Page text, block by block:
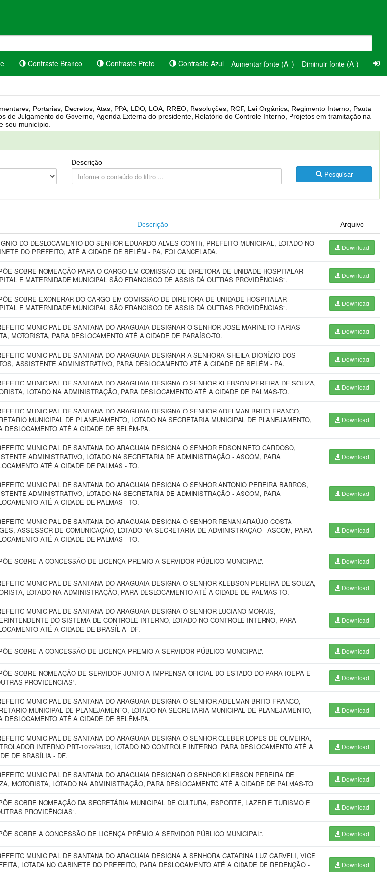
Contraste Branco Contraste Preto Contraste Azul Aumentar fonte (A+) Diminuir fonte (A-)
e muito mais de seu município.
Descrição
Pesquisar
Descrição Arquivo
DO DESLOCAMENTO DO SENHOR EDUARDO ALVES CONTI), PREFEITO MUNICIPAL, LOTADO NO
DO PREFEITO, ATÉ A CIDADE DE BELÉM - PA, FOI CANCELADA.
Download
SOBRE NOMEAÇÃO PARA O CARGO EM COMISSÃO DE DIRETORA DE UNIDADE HOSPITALAR –
E MATERNIDADE MUNICIPAL SÃO FRANCISCO DE ASSIS DÁ OUTRAS PROVIDÊNCIAS”.
Download
SOBRE EXONERAR DO CARGO EM COMISSÃO DE DIRETORA DE UNIDADE HOSPITALAR –
E MATERNIDADE MUNICIPAL SÃO FRANCISCO DE ASSIS DÁ OUTRAS PROVIDÊNCIAS”.
Download
MUNICIPAL DE SANTANA DO ARAGUAIA DESIGNAR O SENHOR JOSE MARINETO FARIAS
MOTORISTA, PARA DESLOCAMENTO ATÉ A CIDADE DE PARAÍSO-TO.
Download
MUNICIPAL DE SANTANA DO ARAGUAIA DESIGNAR A SENHORA SHEILA DIONÍZIO DOS
ASSISTENTE ADMINISTRATIVO, PARA DESLOCAMENTO ATÉ A CIDADE DE BELÉM - PA.
Download
MUNICIPAL DE SANTANA DO ARAGUAIA DESIGNA O SENHOR KLEBSON PEREIRA DE SOUZA,
LOTADO NA ADMINISTRAÇÃO, PARA DESLOCAMENTO ATÉ A CIDADE DE PALMAS-TO.
Download
MUNICIPAL DE SANTANA DO ARAGUAIA DESIGNA O SENHOR ADELMAN BRITO FRANCO,
MUNICIPAL DE PLANEJAMENTO, LOTADO NA SECRETARIA MUNICIPAL DE PLANEJAMENTO,
DESLOCAMENTO ATÉ A CIDADE DE BELÉM-PA.
Download
MUNICIPAL DE SANTANA DO ARAGUAIA DESIGNA O SENHOR EDSON NETO CARDOSO,
ADMINISTRATIVO, LOTADO NA SECRETARIA DE ADMINISTRAÇÃO - ASCOM, PARA
ATÉ A CIDADE DE PALMAS - TO.
Download
MUNICIPAL DE SANTANA DO ARAGUAIA DESIGNA O SENHOR ANTONIO PEREIRA BARROS,
ADMINISTRATIVO, LOTADO NA SECRETARIA DE ADMINISTRAÇÃO - ASCOM, PARA
ATÉ A CIDADE DE PALMAS - TO.
Download
MUNICIPAL DE SANTANA DO ARAGUAIA DESIGNA O SENHOR RENAN ARAÚJO COSTA
ASSESSOR DE COMUNICAÇÃO, LOTADO NA SECRETARIA DE ADMINISTRAÇÃO - ASCOM, PARA
ATÉ A CIDADE DE PALMAS - TO.
Download
SOBRE A CONCESSÃO DE LICENÇA PRÊMIO A SERVIDOR PÚBLICO MUNICIPAL”. Download
MUNICIPAL DE SANTANA DO ARAGUAIA DESIGNA O SENHOR KLEBSON PEREIRA DE SOUZA,
LOTADO NA ADMINISTRAÇÃO, PARA DESLOCAMENTO ATÉ A CIDADE DE PALMAS-TO.
Download
MUNICIPAL DE SANTANA DO ARAGUAIA DESIGNA O SENHOR LUCIANO MORAIS,
DO SISTEMA DE CONTROLE INTERNO, LOTADO NO CONTROLE INTERNO, PARA
ATÉ A CIDADE DE BRASÍLIA- DF.
Download
SOBRE A CONCESSÃO DE LICENÇA PRÊMIO A SERVIDOR PÚBLICO MUNICIPAL”. Download
SOBRE NOMEAÇÃO DE SERVIDOR JUNTO A IMPRENSA OFICIAL DO ESTADO DO PARA-IOEPA E
PROVIDÊNCIAS”.
Download
MUNICIPAL DE SANTANA DO ARAGUAIA DESIGNA O SENHOR ADELMAN BRITO FRANCO,
MUNICIPAL DE PLANEJAMENTO, LOTADO NA SECRETARIA MUNICIPAL DE PLANEJAMENTO,
DESLOCAMENTO ATÉ A CIDADE DE BELÉM-PA.
Download
MUNICIPAL DE SANTANA DO ARAGUAIA DESIGNA O SENHOR CLEBER LOPES DE OLIVEIRA,
INTERNO PRT-1079/2023, LOTADO NO CONTROLE INTERNO, PARA DESLOCAMENTO ATÉ A
DE BRASÍLIA - DF.
Download
MUNICIPAL DE SANTANA DO ARAGUAIA DESIGNAR O SENHOR KLEBSON PEREIRA DE
MOTORISTA, LOTADO NA ADMINISTRAÇÃO, PARA DESLOCAMENTO ATÉ A CIDADE DE PALMAS-TO.
Download
SOBRE NOMEAÇÃO DA SECRETÁRIA MUNICIPAL DE CULTURA, ESPORTE, LAZER E TURISMO E
PROVIDÊNCIAS”.
Download
SOBRE A CONCESSÃO DE LICENÇA PRÊMIO A SERVIDOR PÚBLICO MUNICIPAL”. Download
MUNICIPAL DE SANTANA DO ARAGUAIA DESIGNA A SENHORA CATARINA LUZ CARVELI, VICE
LOTADA NO GABINETE DO PREFEITO, PARA DESLOCAMENTO ATÉ A CIDADE DE REDENÇÃO -
Download